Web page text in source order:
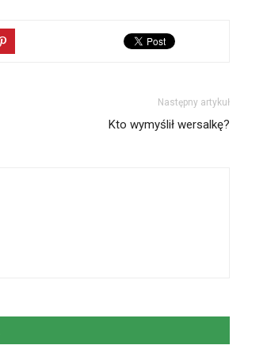
Następny artykuł
Kto wymyślił wersalkę?